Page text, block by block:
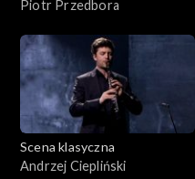
Piotr Przedbora
Scena klasyczna
Andrzej Ciepliński